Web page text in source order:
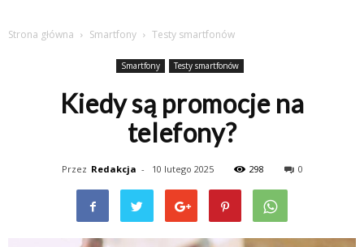
Strona główna Smartfony Testy smartfonów
Smartfony Testy smartfonów
Kiedy są promocje na
telefony?
Przez Redakcja - 10 lutego 2025 298 0